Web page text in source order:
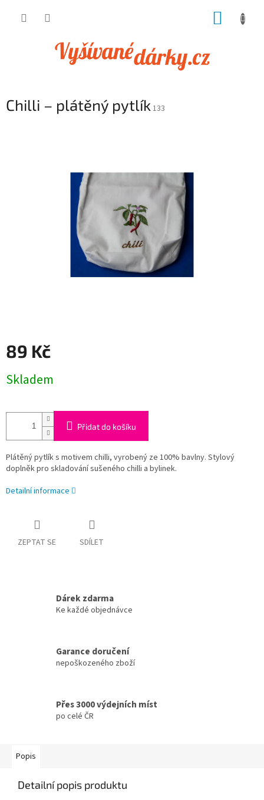
Chilli – plátěný pytlík 133
89 Kč
cena:
Skladem
Přidat do košíku
Plátěný pytlík s motivem chilli, vyrobený ze 100% bavlny. Stylový
doplněk pro skladování sušeného chilli a bylinek.
Detailní informace
ZEPTAT SE SDÍLET
Dárek zdarma
Ke každé objednávce
Garance doručení
nepoškozeného zboží
Přes 3000 výdejních míst
po celé ČR
Popis
Detailní popis produktu